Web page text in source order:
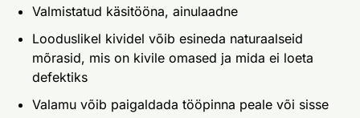
Valmistatud käsitööna, ainulaadne
Looduslikel kividel võib esineda naturaalseid
mõrasid, mis on kivile omased ja mida ei loeta
defektiks
Valamu võib paigaldada tööpinna peale või sisse